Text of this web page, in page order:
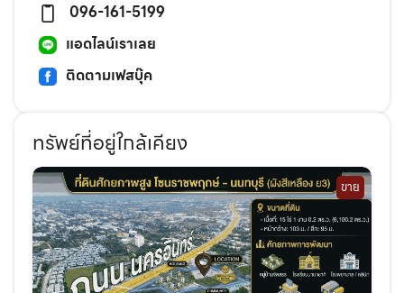
096-161-5199
แอดไลน์เราเลย
ติดตามเฟสบุ๊ค
ทรัพย์ที่อยู่ใกล้เคียง
ขาย